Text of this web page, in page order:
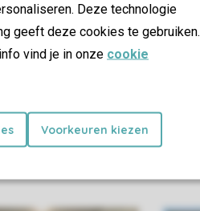
Deze technologie
geeft deze cookies te gebruiken.
vind je in onze cookie
Voorkeuren kiezen